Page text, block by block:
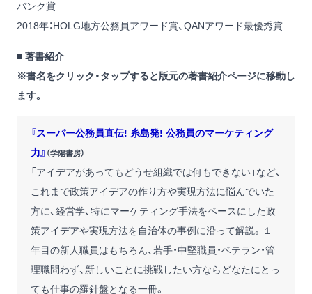
バンク賞
2018年：HOLG地方公務員アワード賞、QANアワード最優秀賞
■ 著書紹介
※書名をクリック・タップすると版元の著書紹介ページに移動し
ます。
『スーパー公務員直伝! 糸島発! 公務員のマーケティング
力』 （学陽書房）
「アイデアがあってもどうせ組織では何もできない」など、
これまで政策アイデアの作り方や実現方法に悩んでいた
方に、経営学、特にマーケティング手法をベースにした政
策アイデアや実現方法を自治体の事例に沿って解説。１
年目の新人職員はもちろん、若手・中堅職員・ベテラン・管
理職問わず、新しいことに挑戦したい方ならどなたにとっ
ても仕事の羅針盤となる一冊。